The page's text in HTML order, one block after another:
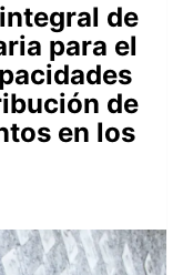
de
para el
de
en los